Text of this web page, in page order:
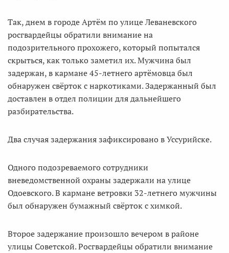
Так, днем в городе Артём по улице Леваневского
росгвардейцы обратили внимание на
подозрительного прохожего, который попытался
скрыться, как только заметил их. Мужчина был
задержан, в кармане 45-летнего артёмовца был
обнаружен свёрток с наркотиками. Задержанный был
доставлен в отдел полиции для дальнейшего
разбирательства.
Два случая задержания зафиксировано в Уссурийске.
Одного подозреваемого сотрудники
вневедомственной охраны задержали на улице
Одоевского. В кармане ветровки 32-летнего мужчины
был обнаружен бумажный свёрток с химкой.
Второе задержание произошло вечером в районе
улицы Советской. Росгвардейцы обратили внимание